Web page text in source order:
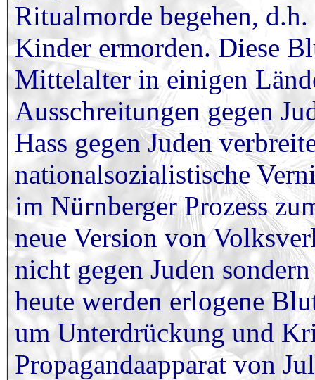
Ritualmorde begehen,
Kinder ermorden. Diese
Mittelalter in einigen
Ausschreitungen gegen
Hass gegen Juden
nationalsozialistische
im Nürnberger Prozess
neue Version von
nicht gegen Juden
heute werden erlogene
um Unterdrückung und
Propagandaapparat von